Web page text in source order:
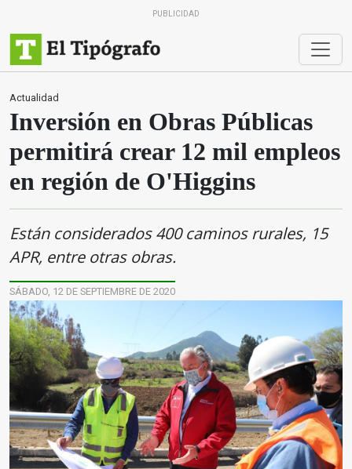
PUBLICIDAD
Actualidad
Inversión en Obras Públicas
permitirá crear 12 mil empleos
en región de O'Higgins
Están considerados 400 caminos rurales, 15
APR, entre otras obras.
SÁBADO, 12 DE SEPTIEMBRE DE 2020